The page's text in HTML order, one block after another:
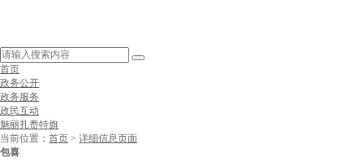
首页
政务公开
政务服务
政民互动
魅丽扎赉特旗
当前位置： 首页 > 详细信息页面
包喜